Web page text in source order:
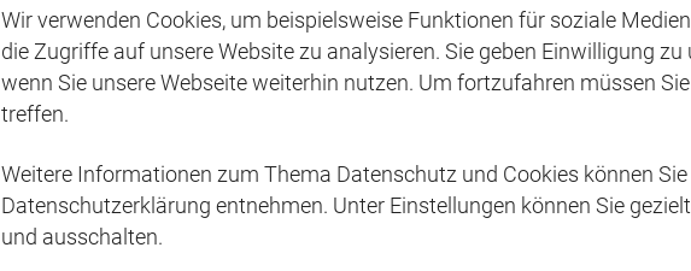
Wir verwenden Cookies, um beispielsweise Funktionen für soziale
die Zugriffe auf unsere Website zu analysieren. Sie geben Einwilligung zu
wenn Sie unsere Webseite weiterhin nutzen. Um fortzufahren müssen
treffen.
Weitere Informationen zum Thema Datenschutz und Cookies können
Datenschutzerklärung entnehmen. Unter Einstellungen können Sie
und ausschalten.